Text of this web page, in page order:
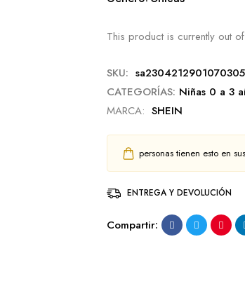
This product is currently out
SKU: sa2304212901070305
CATEGORÍAS: Niñas 0 a 3
MARCA: SHEIN
personas tienen esto en
ENTREGA Y DEVOLUCIÓN
Compartir: